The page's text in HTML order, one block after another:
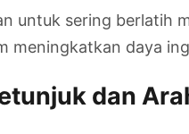
untuk sering berlatih
meningkatkan daya
dan